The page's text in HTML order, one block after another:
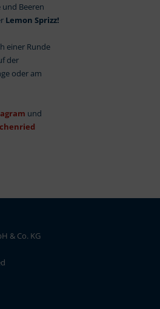
Beeren
Lemon Sprizz!
einer Runde
der
oder am
und
& Co. KG